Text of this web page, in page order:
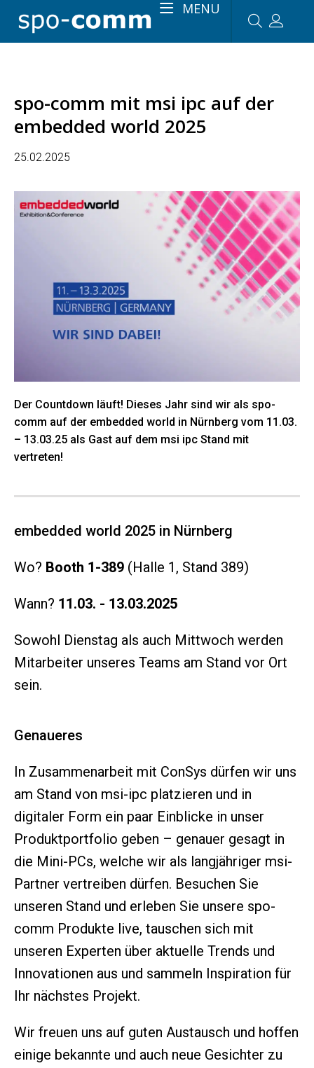
MENU
spo-comm mit msi ipc auf der
embedded world 2025
25.02.2025
Der Countdown läuft! Dieses Jahr sind wir als spo-
comm auf der embedded world in Nürnberg vom 11.03.
– 13.03.25 als Gast auf dem msi ipc Stand mit
vertreten!
embedded world 2025 in Nürnberg
Wo? Booth 1-389 (Halle 1, Stand 389)
Wann? 11.03. - 13.03.2025
Sowohl Dienstag als auch Mittwoch werden
Mitarbeiter unseres Teams am Stand vor Ort
sein.
Genaueres
In Zusammenarbeit mit ConSys dürfen wir uns
am Stand von msi-ipc platzieren und in
digitaler Form ein paar Einblicke in unser
Produktportfolio geben – genauer gesagt in
die Mini-PCs, welche wir als langjähriger msi-
Partner vertreiben dürfen. Besuchen Sie
unseren Stand und erleben Sie unsere spo-
comm Produkte live, tauschen sich mit
unseren Experten über aktuelle Trends und
Innovationen aus und sammeln Inspiration für
Ihr nächstes Projekt.
Wir freuen uns auf guten Austausch und hoffen
einige bekannte und auch neue Gesichter zu